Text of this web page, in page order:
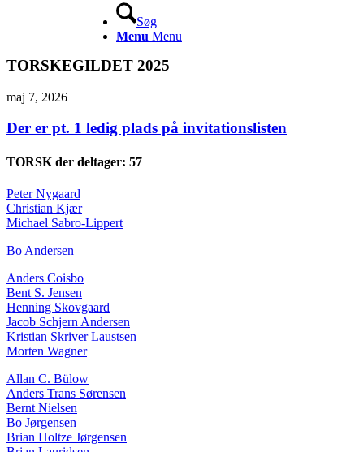
Søg
Menu Menu
TORSKEGILDET 2025
maj 7, 2026
Der er pt. 1 ledig plads på invitationslisten
TORSK der deltager: 57
Peter Nygaard
Christian Kjær
Michael Sabro-Lippert
Bo Andersen
Anders Coisbo
Bent S. Jensen
Henning Skovgaard
Jacob Schjern Andersen
Kristian Skriver Laustsen
Morten Wagner
Allan C. Bülow
Anders Trans Sørensen
Bernt Nielsen
Bo Jørgensen
Brian Holtze Jørgensen